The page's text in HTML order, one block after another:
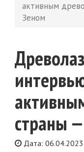
активным
Зеном
страны
Дата: